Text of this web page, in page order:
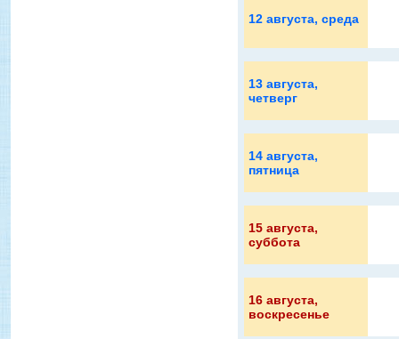
12 августа, среда
13 августа,
четверг
14 августа,
пятница
15 августа,
суббота
16 августа,
воскресенье